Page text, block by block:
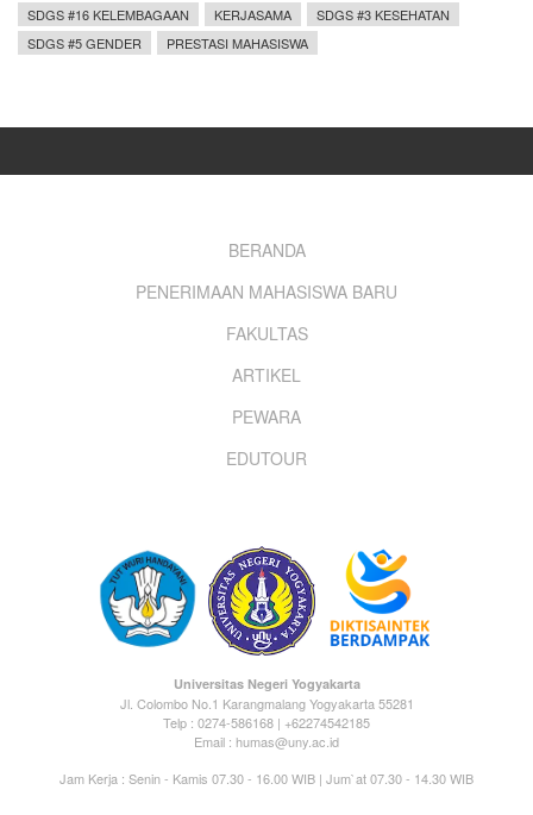
SDGS #16 KELEMBAGAAN
KERJASAMA
SDGS #3 KESEHATAN
SDGS #5 GENDER
PRESTASI MAHASISWA
BERANDA
PENERIMAAN MAHASISWA BARU
FAKULTAS
ARTIKEL
PEWARA
EDUTOUR
Universitas Negeri Yogyakarta
Jl. Colombo No.1 Karangmalang Yogyakarta 55281
Telp : 0274-586168 | +62274542185
Email : humas@uny.ac.id
Jam Kerja : Senin - Kamis 07.30 - 16.00 WIB | Jum`at 07.30 - 14.30 WIB